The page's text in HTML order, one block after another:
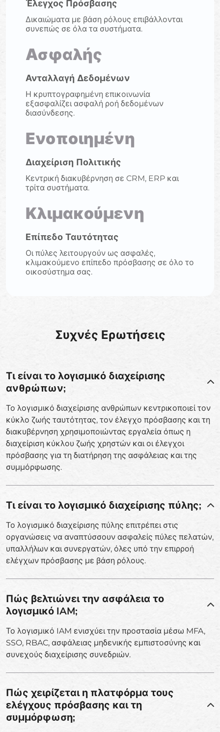
Έλεγχος Πρόσβασης
Δικαιώματα με βάση ρόλους επιβάλλονται
συνεπώς σε όλα τα συστήματα.
Ασφαλής
Ανταλλαγή Δεδομένων
Η κρυπτογραφημένη επικοινωνία
εξασφαλίζει ασφαλή ροή δεδομένων
διασύνδεσης.
Ενοποιημένη
Διαχείριση Πολιτικής
Κεντρική διακυβέρνηση σε CRM, ERP και
τρίτα συστήματα.
Κλιμακούμενη
Επίπεδο Ταυτότητας
Οι πύλες λειτουργούν ως ασφαλές,
κλιμακούμενο επίπεδο πρόσβασης σε όλο το
οικοσύστημα σας.
Συχνές Ερωτήσεις
Τι είναι το λογισμικό διαχείρισης
ανθρώπων;
Το λογισμικό διαχείρισης ανθρώπων κεντρικοποιεί τον
κύκλο ζωής ταυτότητας, τον έλεγχο πρόσβασης και τη
διακυβέρνηση χρησιμοποιώντας εργαλεία όπως η
διαχείριση κύκλου ζωής χρηστών και οι έλεγχοι
πρόσβασης για τη διατήρηση της ασφάλειας και της
συμμόρφωσης.
Τι είναι το λογισμικό διαχείρισης πύλης;
Το λογισμικό διαχείρισης πύλης επιτρέπει στις
οργανώσεις να αναπτύσσουν ασφαλείς πύλες πελατών,
υπαλλήλων και συνεργατών, όλες υπό την επιρροή
ελέγχων πρόσβασης με βάση ρόλους.
Πώς βελτιώνει την ασφάλεια το
λογισμικό IAM;
Το λογισμικό IAM ενισχύει την προστασία μέσω MFA,
SSO, RBAC, ασφάλειας μηδενικής εμπιστοσύνης και
συνεχούς διαχείρισης συνεδριών.
Πώς χειρίζεται η πλατφόρμα τους
ελέγχους πρόσβασης και τη
συμμόρφωση;